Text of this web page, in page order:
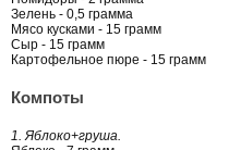
Зелень - 0,5 грамма
Мясо кусками - 15 грамм
Сыр - 15 грамм
Картофельное пюре - 15 грамм
Компоты
1. Яблоко+груша.